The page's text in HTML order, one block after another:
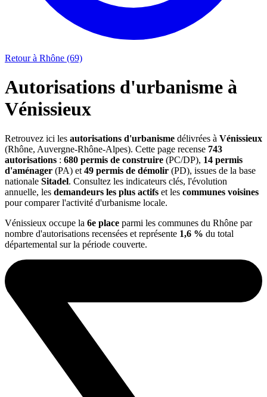
Retour à Rhône (69)
Autorisations d'urbanisme à
Vénissieux
Retrouvez ici les autorisations d'urbanisme délivrées à Vénissieux
(Rhône, Auvergne-Rhône-Alpes). Cette page recense 743
autorisations : 680 permis de construire (PC/DP), 14 permis
d'aménager (PA) et 49 permis de démolir (PD), issues de la base
nationale Sitadel. Consultez les indicateurs clés, l'évolution
annuelle, les demandeurs les plus actifs et les communes voisines
pour comparer l'activité d'urbanisme locale.
Vénissieux occupe la 6e place parmi les communes du Rhône par
nombre d'autorisations recensées et représente 1,6 % du total
départemental sur la période couverte.